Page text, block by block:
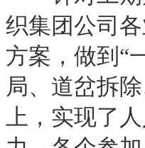
织集团公司
方案，做到“
局、道岔拆
上，实现了